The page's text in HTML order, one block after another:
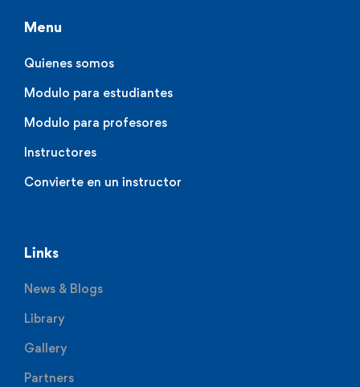
Menu
Quienes somos
Modulo para estudiantes
Modulo para profesores
Instructores
Convierte en un instructor
Links
News & Blogs
Library
Gallery
Partners